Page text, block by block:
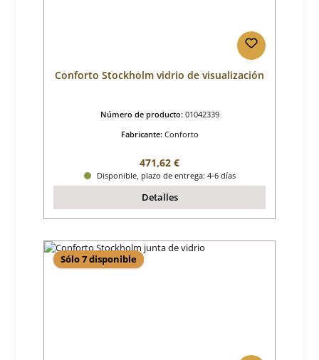
Conforto Stockholm vidrio de visualización
Número de producto: 01042339
Fabricante: Conforto
Precio normal:
471,62 €
Disponible, plazo de entrega: 4-6 días
Detalles
Sólo 7 disponible